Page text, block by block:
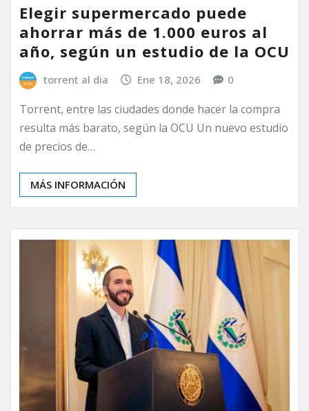
Elegir supermercado puede
ahorrar más de 1.000 euros al
año, según un estudio de la OCU
torrent al dia Ene 18, 2026 0
Torrent, entre las ciudades donde hacer la compra
resulta más barato, según la OCU Un nuevo estudio
de precios de…
MÁS INFORMACIÓN